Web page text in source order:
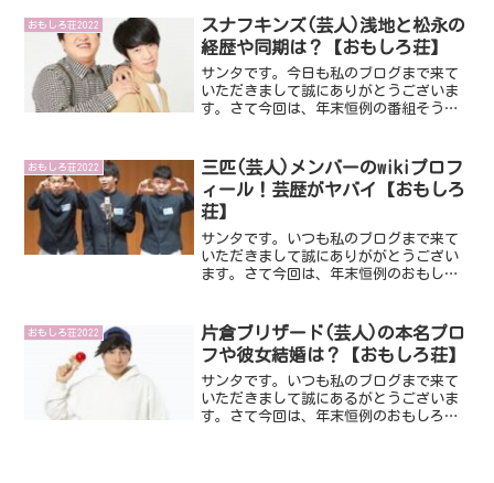
たいどんな方々なんでしょうね。そんな
ことで、今回はマリーマリ...
おもしろ荘2022
スナフキンズ(芸人)浅地と松永の
経歴や同期は？【おもしろ荘】
サンタです。今日も私のブログまで来て
いただきまして誠にありがとうございま
す。さて今回は、年末恒例の番組そうで
キンズさんについてみてみたいと思いま
す。ではさっそくみていき...
おもしろ荘2022
三匹(芸人)メンバーのwikiプロフ
ィール！芸歴がヤバイ【おもしろ
荘】
サンタです。いつも私のブログまで来て
いただきまして誠にありががとうござい
ます。さて今回は、年末恒例のおもしろ
ね。そんなことで、三匹さんについてみ
ていきましょうね。ではさ...
おもしろ荘2022
片倉ブリザード(芸人)の本名プロ
フや彼女結婚は？【おもしろ荘】
サンタです。いつも私のブログまで来て
いただきまして誠にあるがとうございま
す。さて今回は、年末恒例のおもしろ荘